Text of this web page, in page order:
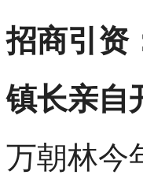
招商引资
镇长亲自
万朝林今